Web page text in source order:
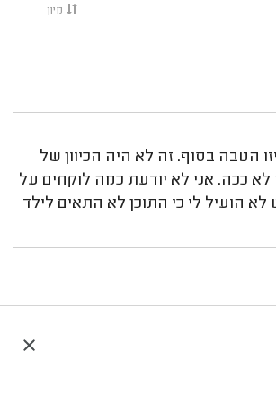
מיון
הטבה בסוף. זה לא היה הכיוון של
לא ככה. אני לא יודעת כמה לוקחים על
הועיל לי כי התוכן לא התאים לילד